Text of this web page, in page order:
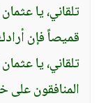
تلقاني، يا
قميصاً فإن
تلقاني، يا
المنافقون على